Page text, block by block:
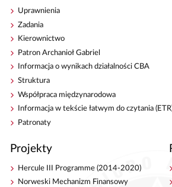
Uprawnienia
Zadania
Kierownictwo
Patron Archanioł Gabriel
Informacja o wynikach działalności CBA
Struktura
Współpraca międzynarodowa
Informacja w tekście łatwym do czytania
Patronaty
Projekty
Hercule III Programme (2014-2020)
Norweski Mechanizm Finansowy